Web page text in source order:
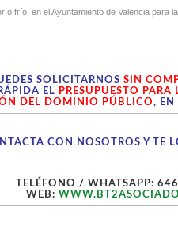
o frío, en el Ayuntamiento de Valencia para
SOLICITARNOSSIN
EL PRESUPUESTO
DEL DOMINIO PÚBLICO, EN
CON NOSOTROS Y TE
TELÉFONO / WHATSAPP:
WEB: